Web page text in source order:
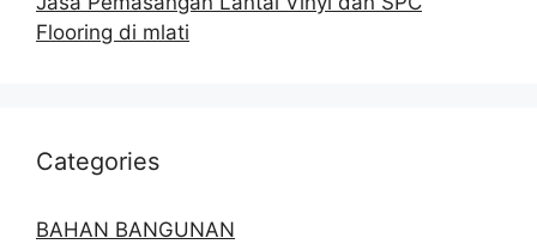
Flooring di mlati
Categories
BAHAN BANGUNAN